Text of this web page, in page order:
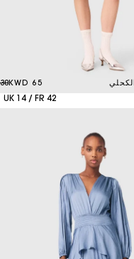
65 KWD
KWD
UK 14 / FR 42